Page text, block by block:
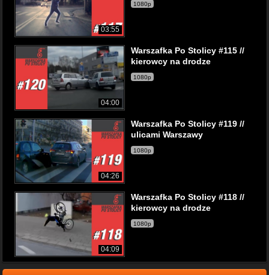
03:55
1080p
04:00
Warszafka Po Stolicy #115 //
kierowcy na drodze
1080p
04:26
Warszafka Po Stolicy #119 //
ulicami Warszawy
1080p
04:09
Warszafka Po Stolicy #118 //
kierowcy na drodze
1080p